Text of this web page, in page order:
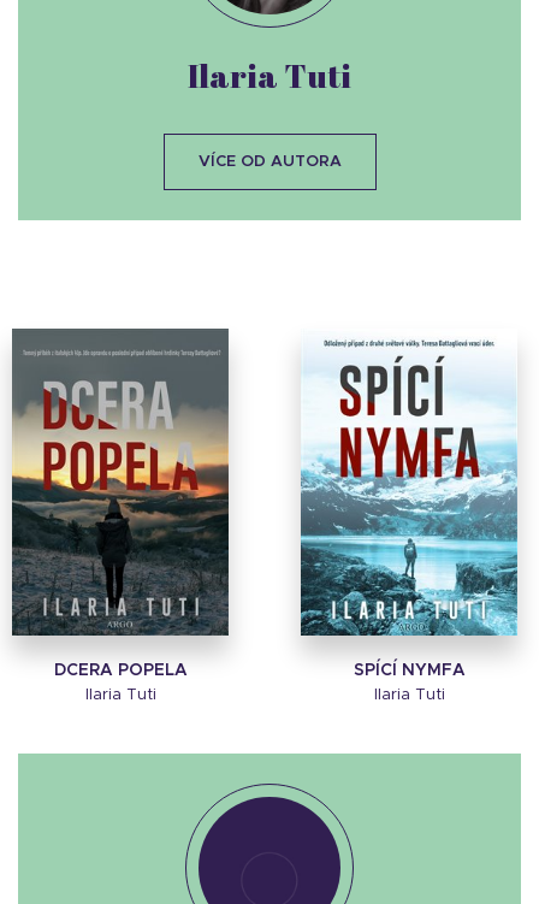
DCERA POPELA
Ilaria Tuti
SPÍCÍ NYMFA
Ilaria Tuti
Ilaria Tuti
VÍCE OD AUTORA